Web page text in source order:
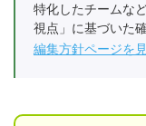
特化したチームな
視点」に基づいた
編集方針ページを